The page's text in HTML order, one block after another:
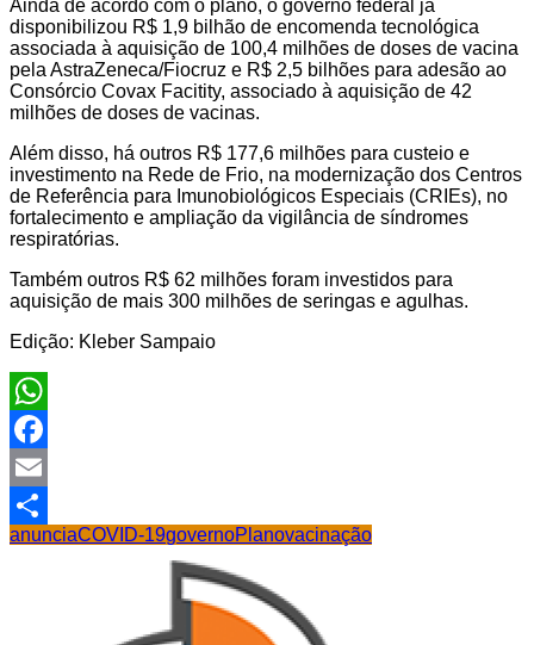
Ainda de acordo com o plano, o governo federal já
disponibilizou R$ 1,9 bilhão de encomenda tecnológica
associada à aquisição de 100,4 milhões de doses de vacina
pela AstraZeneca/Fiocruz e R$ 2,5 bilhões para adesão ao
Consórcio Covax Facitity, associado à aquisição de 42
milhões de doses de vacinas.
Além disso, há outros R$ 177,6 milhões para custeio e
investimento na Rede de Frio, na modernização dos Centros
de Referência para Imunobiológicos Especiais (CRIEs), no
fortalecimento e ampliação da vigilância de síndromes
respiratórias.
Também outros R$ 62 milhões foram investidos para
aquisição de mais 300 milhões de seringas e agulhas.
Edição: Kleber Sampaio
WhatsApp
Facebook
Email
Share
anunciaCOVID-19governoPlanovacinação